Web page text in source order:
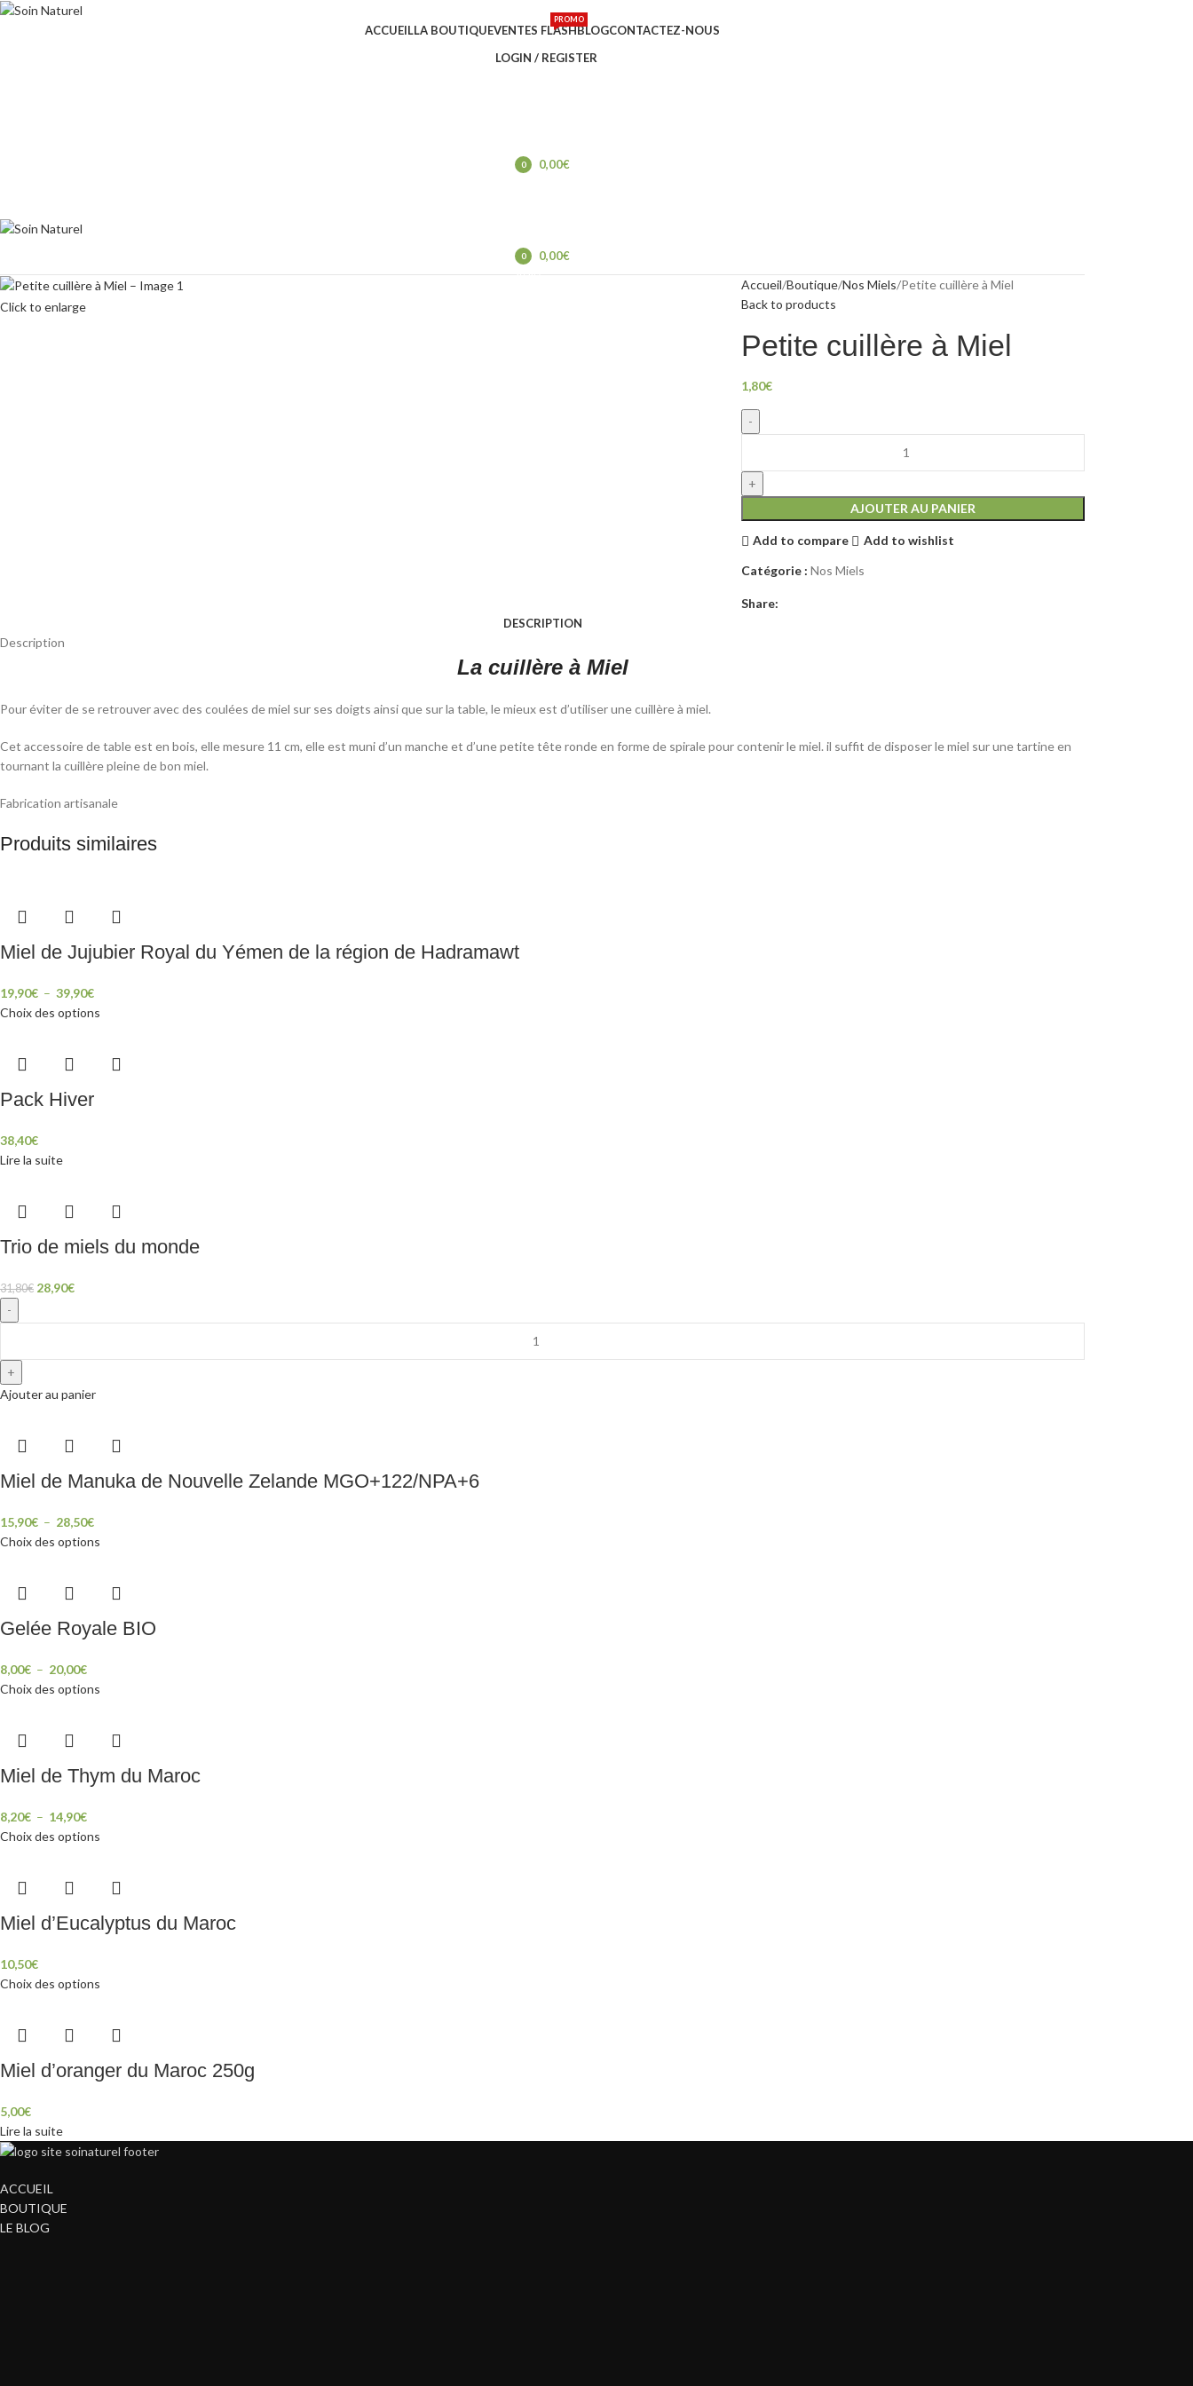
ACCUEILLA BOUTIQUEVENTES FLASH
PROMO
BLOGCONTACTEZ-NOUS
LOGIN / REGISTER
0
0,00€
0
items
0,00€
Click to enlarge
Accueil Boutique Nos Miels Petite cuillère à Miel
Back to products
Petite cuillère à Miel
1,80€
AJOUTER AU PANIER
Add to compare
Add to wishlist
Catégorie : Nos Miels
Share:
DESCRIPTION
Description
La cuillère à Miel
Pour éviter de se retrouver avec des coulées de miel sur ses doigts ainsi que sur la table, le mieux est d’utiliser une cuillère à miel.
Cet accessoire de table est en bois, elle mesure 11 cm, elle est muni d’un manche et d’une petite tête ronde en forme de spirale pour contenir le miel. il suffit de disposer le miel sur une tartine en
tournant la cuillère pleine de bon miel.
Fabrication artisanale
Produits similaires
Miel de Jujubier Royal du Yémen de la région de Hadramawt
19,90€ – 39,90€
Choix des options
Pack Hiver
38,40€
Lire la suite
Trio de miels du monde
31,80€ 28,90€
Ajouter au panier
Miel de Manuka de Nouvelle Zelande MGO+122/NPA+6
15,90€ – 28,50€
Choix des options
Gelée Royale BIO
8,00€ – 20,00€
Choix des options
Miel de Thym du Maroc
8,20€ – 14,90€
Choix des options
Miel d’Eucalyptus du Maroc
10,50€
Choix des options
Miel d’oranger du Maroc 250g
5,00€
Lire la suite
ACCUEIL
BOUTIQUE
LE BLOG